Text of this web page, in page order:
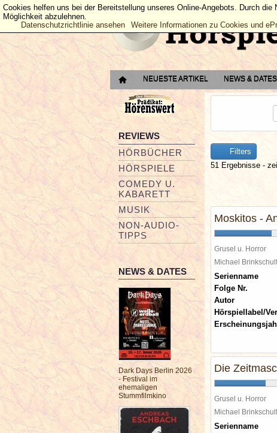
NEUESTE ARTIKEL NEWS & DATES
REVIEWS
HÖRBÜCHER
HÖRSPIELE
COMEDY U.
KABARETT
MUSIK
NON-AUDIO-
TIPPS
NEWS & DATES
Dark Days Berlin 2026
- Festival im
ehemaligen
Stummfilmkino
Filters
51 Ergebnisse -
Moskitos -
Grusel u. Horror
Michael
Serienname
Folge Nr.
Autor
Hörspiellabel/
Die
Grusel u. Horror
Michael
Serienname
Cookies helfen uns bei der Bereitstellung unseres Online-Angebots. Durch
Möglichkeit abzulehnen.
Datenschutzrichtlinie ansehen
Weitere Informationen zu Cookies und